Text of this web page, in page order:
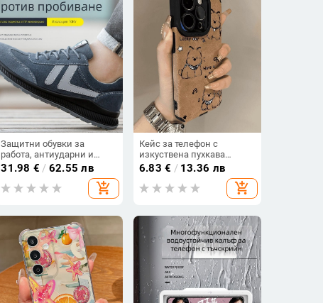
Защитни обувки за
работа, антиударни и
антипробивни,
изолирани, велурена
кожа, модел 3022
31.98 € / 62.55 лв
add_shopping_cart
Кейс за телефон с
изкуствена пухкава
козина и плюшено
кученце за iPhone 16 Pro
Max, 15/14/13 –
6.83 € / 13.36 лв
add_shopping_cart